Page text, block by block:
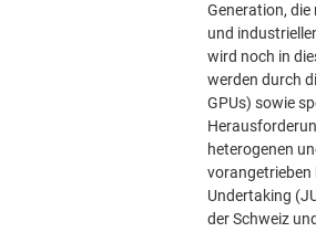
Generation, die
und
wird noch in
werden durch
GPUs) sowie
heterogenen
vorangetrieben
Undertaking
der Schweiz